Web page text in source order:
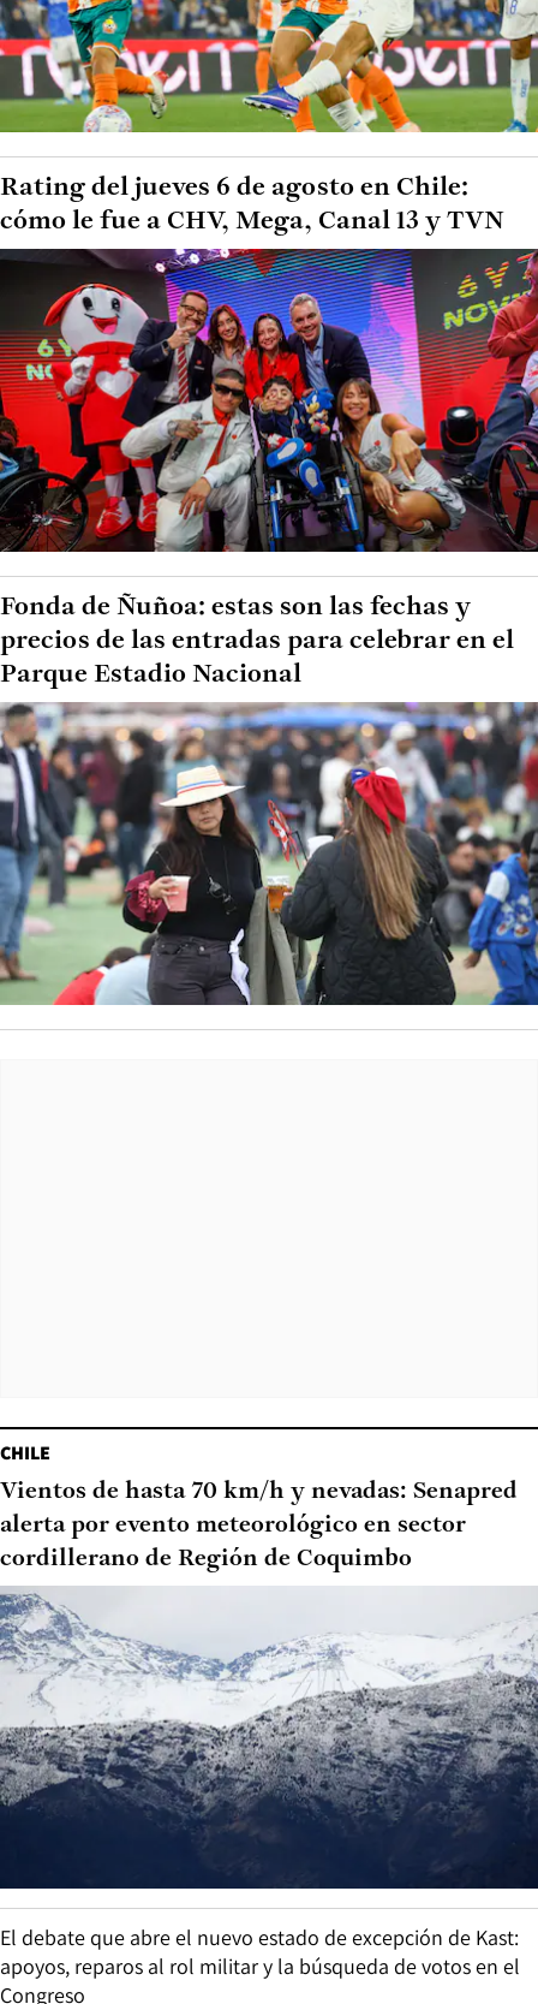
Rating del jueves 6 de agosto en Chile:
cómo le fue a CHV, Mega, Canal 13 y TVN
Fonda de Ñuñoa: estas son las fechas y
precios de las entradas para celebrar en el
Parque Estadio Nacional
CHILE
Vientos de hasta 70 km/h y nevadas: Senapred
alerta por evento meteorológico en sector
cordillerano de Región de Coquimbo
El debate que abre el nuevo estado de excepción de Kast:
apoyos, reparos al rol militar y la búsqueda de votos en el
Congreso